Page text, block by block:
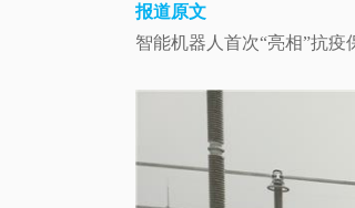
报道原文
智能机器人首次“亮相”抗疫